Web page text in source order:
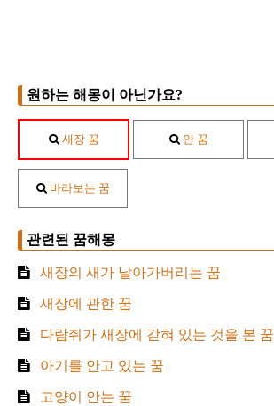
원하는 해몽이 아닌가요?
새장 꿈 안 꿈
바라보는 꿈
관련된 꿈해몽
새장의 새가 날아가버리는 꿈
새장에 관한 꿈
다람쥐가 새장에 갇혀 있는 것을 본 꿈
아기를 안고 있는 꿈
고양이 안는 꿈